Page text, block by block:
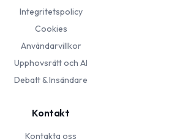
Integritetspolicy
Cookies
Användarvillkor
Upphovsrätt och AI
Debatt & Insändare
Kontakt
Kontakta oss